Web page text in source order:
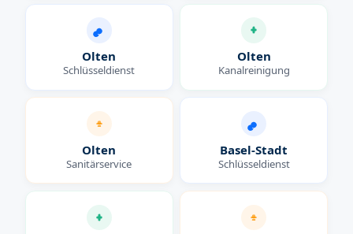
Olten
Schlüsseldienst
Olten
Kanalreinigung
Olten
Sanitärservice
Basel-Stadt
Schlüsseldienst